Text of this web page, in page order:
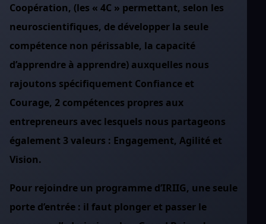
Coopération, (les « 4C » permettant, selon les
neuroscientifiques, de développer la seule
compétence non périssable, la capacité
d’apprendre à apprendre) auxquelles nous
rajoutons spécifiquement Confiance et
Courage, 2 compétences propres aux
entrepreneurs avec lesquels nous partageons
également 3 valeurs : Engagement, Agilité et
Vision.
Pour rejoindre un programme d’IRIIG, une seule
porte d’entrée : il faut plonger et passer le